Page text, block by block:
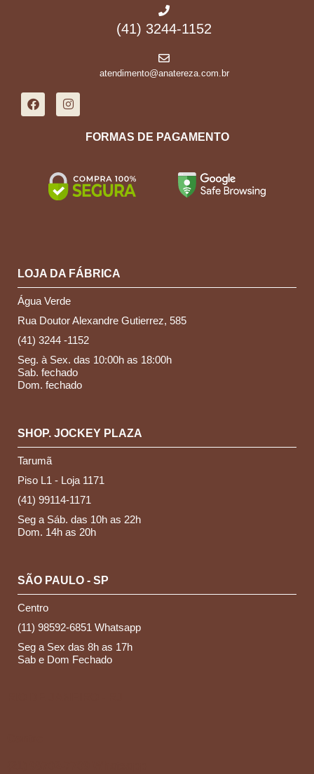
(41) 3244-1152
atendimento@anatereza.com.br
FORMAS DE PAGAMENTO
LOJA DA FÁBRICA
Água Verde
Rua Doutor Alexandre Gutierrez, 585
(41) 3244 -1152
Seg. à Sex. das 10:00h as 18:00h
Sab. fechado
Dom. fechado
SHOP. JOCKEY PLAZA
Tarumã
Piso L1 - Loja 1171
(41) 99114-1171
Seg a Sáb. das 10h as 22h
Dom. 14h as 20h
SÃO PAULO - SP
Centro
(11) 98592-6851 Whatsapp
Seg a Sex das 8h as 17h
Sab e Dom Fechado